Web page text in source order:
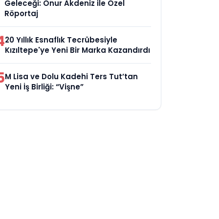
Geleceği: Onur Akdeniz ile Özel
Röportaj
20 Yıllık Esnaflık Tecrübesiyle
Kızıltepe'ye Yeni Bir Marka Kazandırdı
M Lisa ve Dolu Kadehi Ters Tut’tan
Yeni İş Birliği: “Vişne”